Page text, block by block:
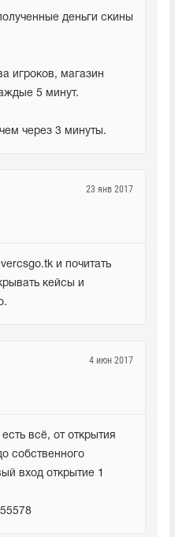
деньги скины
игроков, магазин
5 минут.
через 3 минуты.
23 янв 2017
и почитать
кейсы и
4 июн 2017
всё, от открытия
собственного
вход открытие 1